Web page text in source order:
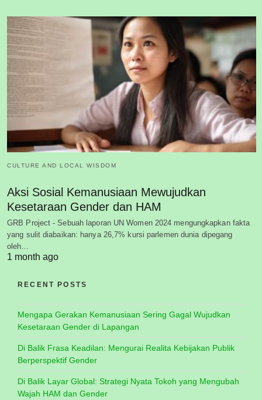
CULTURE AND LOCAL WISDOM
Aksi Sosial Kemanusiaan Mewujudkan
Kesetaraan Gender dan HAM
GRB Project - Sebuah laporan UN Women 2024 mengungkapkan fakta
yang sulit diabaikan: hanya 26,7% kursi parlemen dunia dipegang
oleh…
1 month ago
RECENT POSTS
Mengapa Gerakan Kemanusiaan Sering Gagal Wujudkan
Kesetaraan Gender di Lapangan
Di Balik Frasa Keadilan: Mengurai Realita Kebijakan Publik
Berperspektif Gender
Di Balik Layar Global: Strategi Nyata Tokoh yang Mengubah
Wajah HAM dan Gender